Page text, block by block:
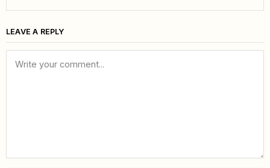
LEAVE A REPLY